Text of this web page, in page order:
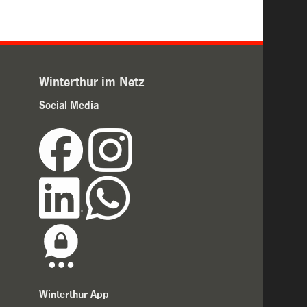
Winterthur im Netz
Social Media
Winterthur App